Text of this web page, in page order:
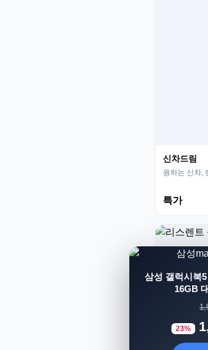
신차드림
원하는 신차,
특가
삼성 갤럭시북
16GB
23%